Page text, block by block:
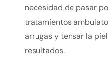
necesidad de pasar
tratamientos
arrugas y tensar la
resultados.